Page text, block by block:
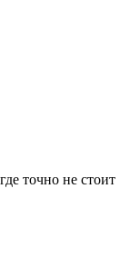
точно не стоит